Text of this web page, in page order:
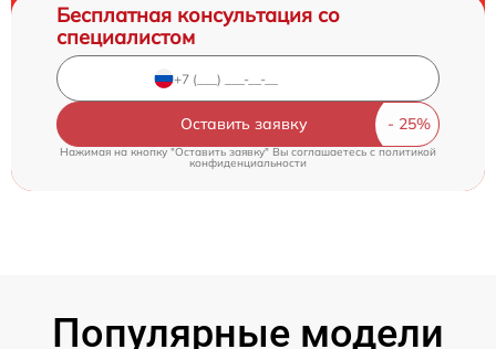
Бесплатная консультация со
специалистом
Оставить заявку
Нажимая на кнопку "Оставить заявку" Вы соглашаетесь cполитикой
конфиденциальности
Популярные модели